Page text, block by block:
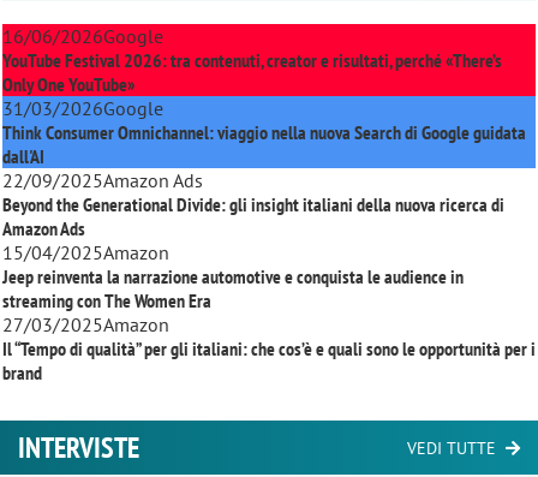
16/06/2026Google
YouTube Festival 2026: tra contenuti, creator e risultati, perché «There’s
Only One YouTube»
31/03/2026Google
Think Consumer Omnichannel: viaggio nella nuova Search di Google guidata
dall'AI
22/09/2025Amazon Ads
Beyond the Generational Divide: gli insight italiani della nuova ricerca di
Amazon Ads
15/04/2025Amazon
Jeep reinventa la narrazione automotive e conquista le audience in
streaming conThe Women Era
27/03/2025Amazon
Il “Tempo di qualità” per gli italiani: che cos’è e quali sono le opportunità per i
brand
INTERVISTE VEDI TUTTE